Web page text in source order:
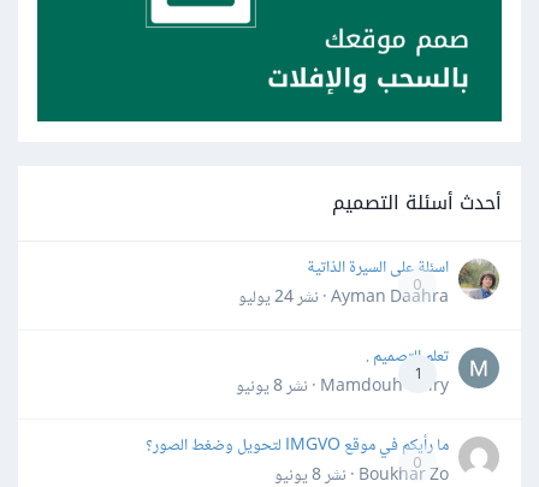
أحدث أسئلة التصميم
0
اسئلة على السيرة الذاتية
Ayman Daahra · نشر
24 يوليو
1
تعلم التصميم .
Mamdouh Khiry · نشر
8 يونيو
0
ما رأيكم في موقع IMGVO لتحويل وضغط الصور؟
Boukhar Zo · نشر
8 يونيو